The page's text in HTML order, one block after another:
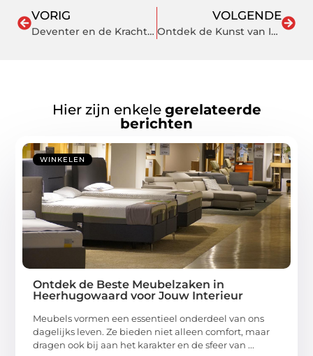
VORIG
Deventer en de Kracht van Sanitair Verbetering
VOLGENDE
Ontdek de Kunst van Interieurarchitect in Gouda
Hier zijn enkele gerelateerde
berichten
WINKELEN
Ontdek de Beste Meubelzaken in
Heerhugowaard voor Jouw Interieur
Meubels vormen een essentieel onderdeel van ons
dagelijks leven. Ze bieden niet alleen comfort, maar
dragen ook bij aan het karakter en de sfeer van ...